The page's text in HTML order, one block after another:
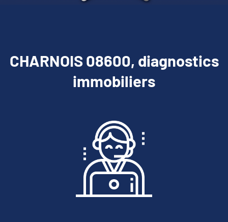
CHARNOIS 08600, diagnostics
immobiliers